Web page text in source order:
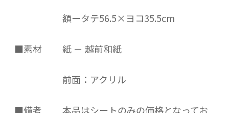
額ータテ56.5×ヨコ35.5cm
■素材 紙 － 越前和紙
前面：アクリル
■備考
本品はシートのみの価格となってお